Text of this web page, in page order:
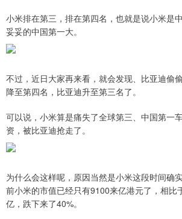
小米排在第三，排在第四名，也就是说小米是
妥妥的中国第一大。
不过，近日大家再来看，就会发现、比亚迪偷
降至第四名，比亚迪升至第三名了。
可以说，小米算是痛失了全球第三、中国第一
资，被比亚迪抢走了。
为什么会这样呢，原因当然是小米这段时间确
前小米的市值已经只有9100来亿港元了，相比
亿，跌下来了40%。